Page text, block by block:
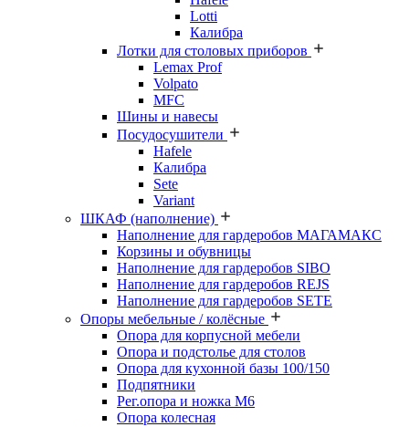
Lotti
Калибра
Лотки для столовых приборов
Lemax Prof
Volpato
MFC
Шины и навесы
Посудосушители
Hafele
Калибра
Sete
Variant
ШКАФ (наполнение)
Наполнение для гардеробов МАГАМАКС
Корзины и обувницы
Наполнение для гардеробов SIBO
Наполнение для гардеробов REJS
Наполнение для гардеробов SETE
Опоры мебельные / колёсные
Опора для корпусной мебели
Опора и подстолье для столов
Опора для кухонной базы 100/150
Подпятники
Рег.опора и ножка М6
Опора колесная